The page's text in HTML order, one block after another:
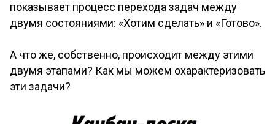
показывает процесс перехода задач между
двумя состояниями: «Хотим сделать» и «Готово».
А что же, собственно, происходит между этими
двумя этапами? Как мы можем охарактеризовать
эти задачи?